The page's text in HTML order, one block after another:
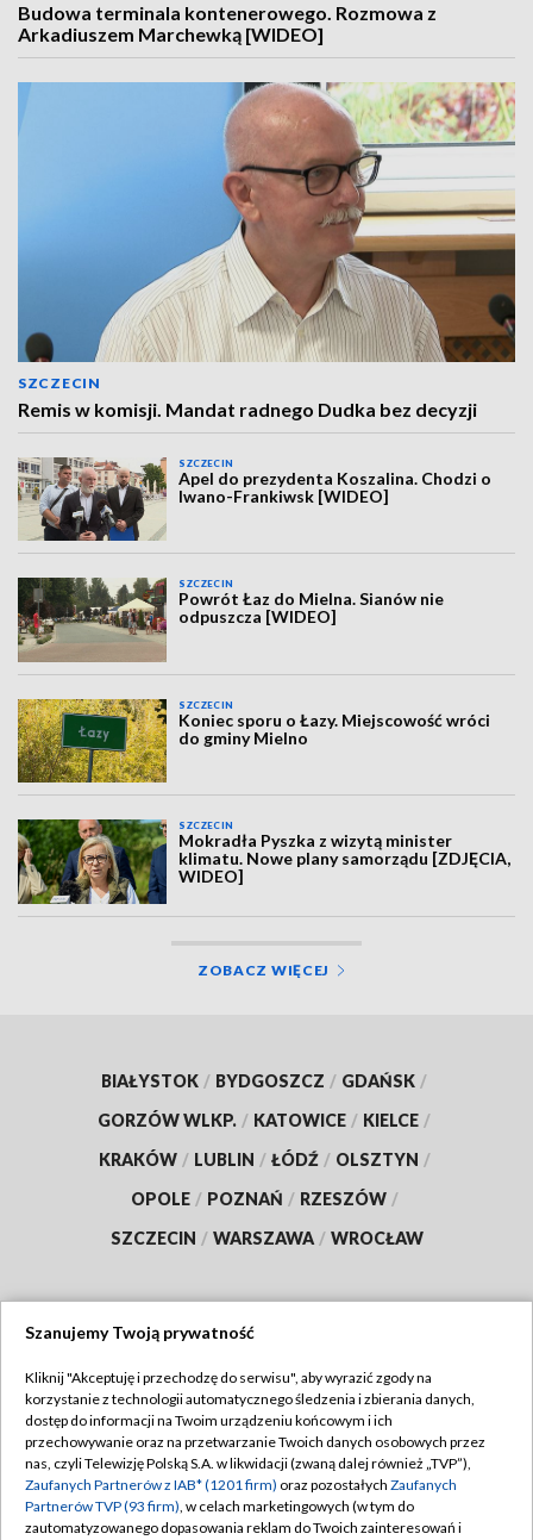
Budowa terminala kontenerowego. Rozmowa z
Arkadiuszem Marchewką [WIDEO]
SZCZECIN
Remis w komisji. Mandat radnego Dudka bez decyzji
SZCZECIN
Apel do prezydenta Koszalina. Chodzi o
Iwano-Frankiwsk [WIDEO]
SZCZECIN
Powrót Łaz do Mielna. Sianów nie
odpuszcza [WIDEO]
SZCZECIN
Koniec sporu o Łazy. Miejscowość wróci
do gminy Mielno
SZCZECIN
Mokradła Pyszka z wizytą minister
klimatu. Nowe plany samorządu [ZDJĘCIA,
WIDEO]
ZOBACZ WIĘCEJ
BIAŁYSTOK / BYDGOSZCZ / GDAŃSK /
GORZÓW WLKP. / KATOWICE / KIELCE /
KRAKÓW / LUBLIN / ŁÓDŹ / OLSZTYN /
OPOLE / POZNAŃ / RZESZÓW /
SZCZECIN / WARSZAWA / WROCŁAW
TVP
Abonament TVP
Emisja w TVP
Centrum informacji TVP
Regulamin TVP
Polityka prywatności
Moje zgody
Szanujemy Twoją prywatność
Kliknij "Akceptuję i przechodzę do serwisu", aby wyrazić zgody na
korzystanie z technologii automatycznego śledzenia i zbierania danych,
dostęp do informacji na Twoim urządzeniu końcowym i ich
przechowywanie oraz na przetwarzanie Twoich danych osobowych przez
nas, czyli Telewizję Polską S.A. w likwidacji (zwaną dalej również „TVP”),
Zaufanych Partnerów z IAB* (1201 firm) oraz pozostałych Zaufanych
Partnerów TVP (93 firm), w celach marketingowych (w tym do
zautomatyzowanego dopasowania reklam do Twoich zainteresowań i